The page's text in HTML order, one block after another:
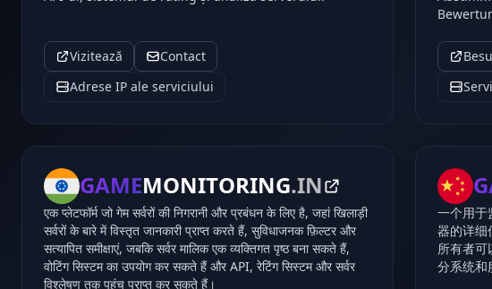
Vizitează
Contact
Adrese IP ale serviciului
GAMEMONITORING.IN
एक प्लेटफॉर्म जो गेम सर्वरों की निगरानी और प्रबंधन के लिए है, जहां खिलाड़ी
सर्वरों के बारे में विस्तृत जानकारी प्राप्त करते हैं, सुविधाजनक फ़िल्टर और
सत्यापित समीक्षाएं, जबकि सर्वर मालिक एक व्यक्तिगत पृष्ठ बना सकते हैं,
वोटिंग सिस्टम का उपयोग कर सकते हैं और API, रेटिंग सिस्टम और सर्वर
विश्लेषण तक पहुंच प्राप्त कर सकते हैं।
一个用于
器的详细
所有者可
分系统和